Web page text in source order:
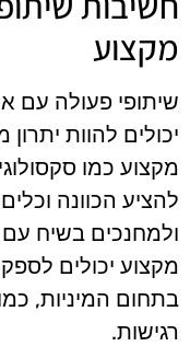
מקצוע
שיתופי פעולה עם
יכולים להוות
מקצוע כמו
להציע הכוונה
ולמחנכים בשיח
מקצוע יכולים
בתחום המיניות,
רגישות.